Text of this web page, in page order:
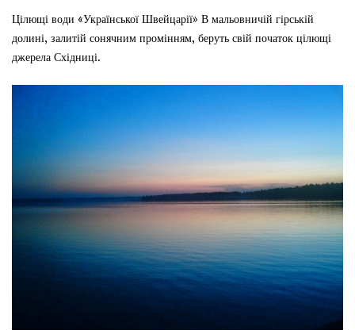
Цілющі води «Української Швейцарії» В мальовничій гірській
долині, залитій сонячним промінням, беруть свій початок цілющі
джерела Східниці.